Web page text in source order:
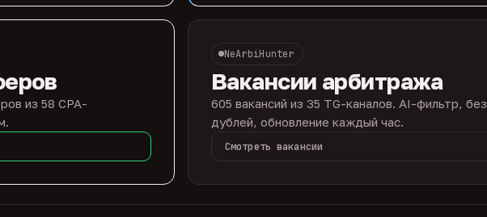
из 58 CPA-
NeArbiHunter
Вакансии арбитража
605 вакансий из 35 TG-каналов. AI-фильтр, без
дублей, обновление каждый час.
Смотреть вакансии